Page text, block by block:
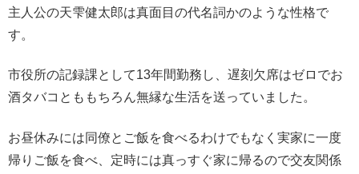
主人公の天雫健太郎は真面目の代名詞かのような性格で
す。
市役所の記録課として13年間勤務し、遅刻欠席はゼロでお
酒タバコとももちろん無縁な生活を送っていました。
お昼休みには同僚とご飯を食べるわけでもなく実家に一度
帰りご飯を食べ、定時には真っすぐ家に帰るので交友関係